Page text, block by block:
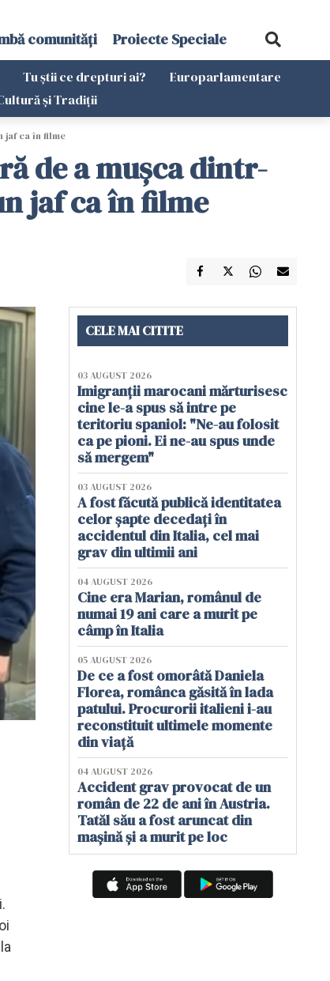
comunități Proiecte Speciale
Tu știi ce drepturi ai?
Europarlamentare
și Tradiții
jaf ca în filme
de a mușca dintr-
jaf ca în filme
CELE MAI CITITE
03 AUGUST 2026
Imigranții marocani mărturisesc
cine le-a spus să intre pe
teritoriu spaniol: "Ne-au folosit
ca pe pioni. Ei ne-au spus unde
să mergem"
03 AUGUST 2026
A fost făcută publică identitatea
celor șapte decedați în
accidentul din Italia, cel mai
grav din ultimii ani
04 AUGUST 2026
Cine era Marian, românul de
numai 19 ani care a murit pe
câmp în Italia
05 AUGUST 2026
De ce a fost omorâtă Daniela
Florea, românca găsită în lada
patului. Procurorii italieni i-au
reconstituit ultimele momente
din viață
04 AUGUST 2026
Accident grav provocat de un
român de 22 de ani în Austria.
Tatăl său a fost aruncat din
mașină și a murit pe loc